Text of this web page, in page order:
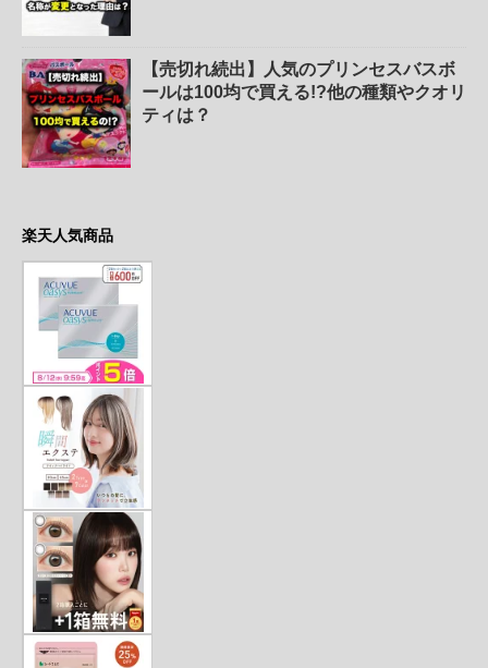
【売切れ続出】人気のプリンセスバスボ
ールは100均で買える!?他の種類やクオリ
ティは？
楽天人気商品